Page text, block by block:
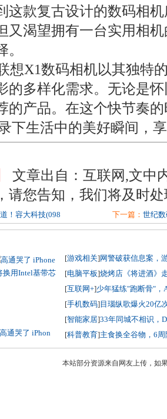
这款复古设计的数码相
又渴望拥有一台实用相
想X1数码相机以其独特
的多样化需求。无论是
的产品。在这个快节奏
下生活中的美好瞬间，
文章出自：互联网,文中
请您告知，我们将及时
！容大科技(098 下一篇： 世纪
高通哭了 iPhon
[游戏相关]网警破获信息案，
[电脑平板]烧烤店《将进酒》
[互联网+]少年猛练"跑断骨"，
[手机数码]目瑙纵歌爆火20亿
[智能家居]33年同城不相识，
[科普教育]主食换全谷物，6
本站部分资源来自网友上传，如